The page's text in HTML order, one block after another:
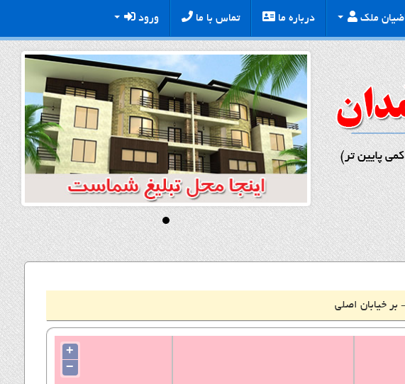
ملک درباره ما تماس با ما ورود
خیابان اصلی
+
−